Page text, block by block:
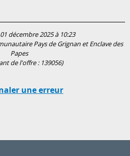
décembre 2025 à 10:23
Pays de Grignan et Enclave des
Papes
de l'offre : 139056)
une erreur